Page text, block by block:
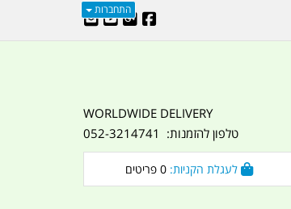
התחברות
WORLDWIDE DELIVERY
טלפון להזמנות: 052-3214741
0